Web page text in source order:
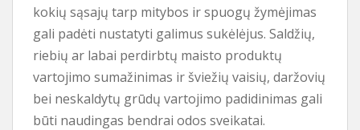
kokių sąsajų tarp mitybos ir spuogų žymėjimas
gali padėti nustatyti galimus sukėlėjus. Saldžių,
riebių ar labai perdirbtų maisto produktų
vartojimo sumažinimas ir šviežių vaisių, daržovių
bei neskaldytų grūdų vartojimo padidinimas gali
būti naudingas bendrai odos sveikatai.